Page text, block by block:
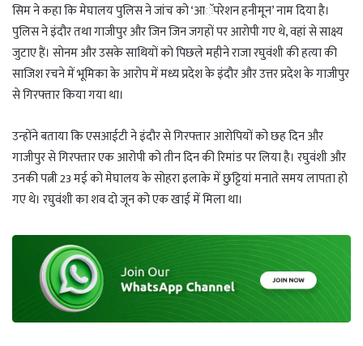
सिम ने कहा कि मेघालय पुलिस ने जांच को ‘आॅपरेशन हनीमून’ नाम दिया है।
पुलिस ने इंदौर तथा गाजीपुर और जिन जिन जगहों पर आरोपी गए थे, वहां से साक्ष्य
जुटाए हैं। सोनम और उसके साथियों को पिछले महीने राजा रघुवंशी की हत्या की
साजिश रचने में भूमिका के आरोप में मध्य प्रदेश के इंदौर और उत्तर प्रदेश के गाजीपुर
से गिरफ्तार किया गया था।
उन्होंने बताया कि एसआईटी ने इंदौर से गिरफ्तार आरोपियों को छह दिन और
गाजीपुर से गिरफ्तार एक आरोपी को तीन दिन की रिमांड पर लिया है। रघुवंशी और
उनकी पत्नी 23 मई को मेघालय के सोहरा इलाके में छुट्टियां मनाते समय लापता हो
गए थे। रघुवंशी का शव दो जून को एक खाई में मिला था।